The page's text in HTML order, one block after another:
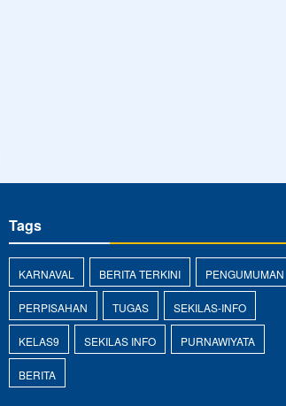
Tags
KARNAVAL BERITA TERKINI PENGUMUMAN
PERPISAHAN TUGAS SEKILAS-INFO
KELAS9 SEKILAS INFO PURNAWIYATA
BERITA